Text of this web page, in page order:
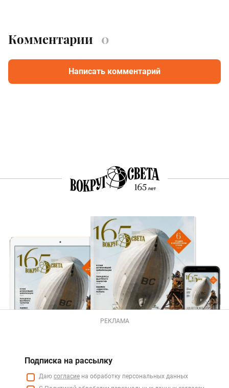
Комментарии 0
Написать комментарий
РЕКЛАМА
Подписка на рассылку
Даю согласие на обработку персональных данных